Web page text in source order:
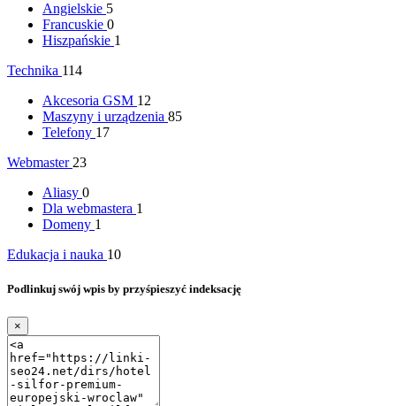
Angielskie 5
Francuskie 0
Hiszpańskie 1
Technika 114
Akcesoria GSM 12
Maszyny i urządzenia 85
Telefony 17
Webmaster 23
Aliasy 0
Dla webmastera 1
Domeny 1
Edukacja i nauka 10
Podlinkuj swój wpis by przyśpieszyć indeksację
×